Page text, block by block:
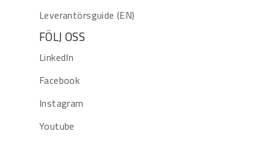
Leverantörsguide (EN)
FÖLJ OSS
LinkedIn
Facebook
Instagram
Youtube